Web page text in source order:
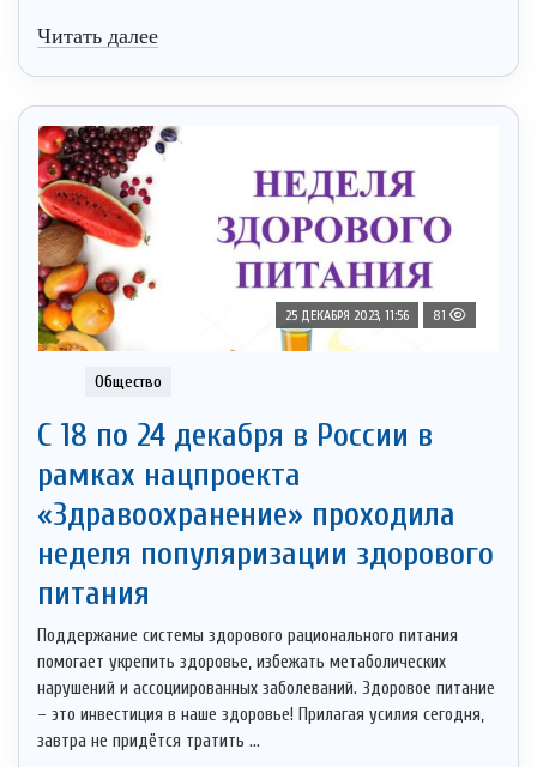
Читать далее
25 ДЕКАБРЯ 2023, 11:56 81
Общество
С 18 по 24 декабря в России в
рамках нацпроекта
«Здравоохранение» проходила
неделя популяризации здорового
питания
Поддержание системы здорового рационального питания
помогает укрепить здоровье, избежать метаболических
нарушений и ассоциированных заболеваний. Здоровое питание
– это инвестиция в наше здоровье! Прилагая усилия сегодня,
завтра не придётся тратить ...